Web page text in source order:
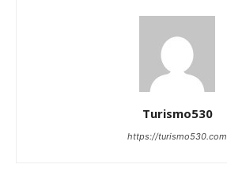
Turismo530
https://turismo530.com